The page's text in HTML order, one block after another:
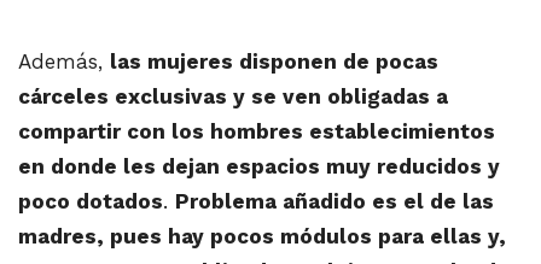
Además, las mujeres disponen de pocas
cárceles exclusivas y se ven obligadas a
compartir con los hombres establecimientos
en donde les dejan espacios muy reducidos y
poco dotados. Problema añadido es el de las
madres, pues hay pocos módulos para ellas y,